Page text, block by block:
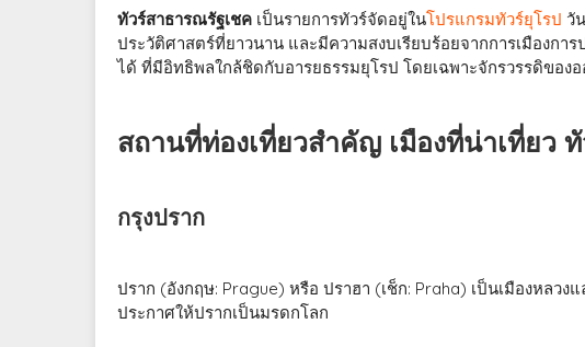
ทัวร์สาธารณรัฐเชค เป็นรายการทัวร์จัดอยู่ในโปรแกรมทัวร์ยุโรป วั
ประวัติศาสตร์ที่ยาวนาน และมีความสงบเรียบร้อยจากการเมืองก
ได้ ที่มีอิทธิพลใกล้ชิดกับอารยธรรมยุโรป โดยเฉพาะจักรวรรดิขอ
สถานที่ท่องเที่ยวสำคัญ เมืองที่น่าเที่ยว
กรุงปราก
ปราก (อังกฤษ: Prague) หรือ ปราฮา (เช็ก: Praha) เป็นเมืองหลว
ประกาศให้ปรากเป็นมรดกโลก